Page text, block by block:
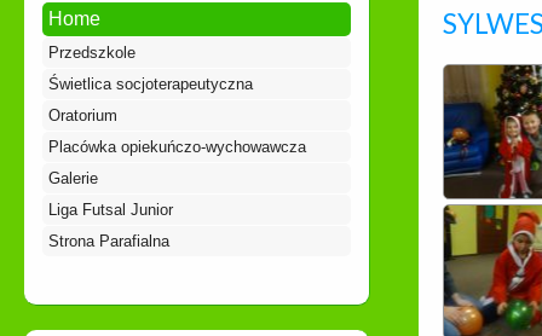
Home
Przedszkole
Świetlica socjoterapeutyczna
Oratorium
Placówka opiekuńczo-wychowawcza
Galerie
Liga Futsal Junior
Strona Parafialna